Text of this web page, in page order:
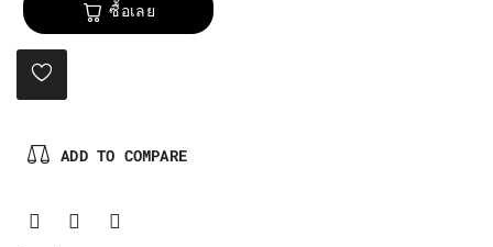
ซื้อเลย
ADD TO COMPARE